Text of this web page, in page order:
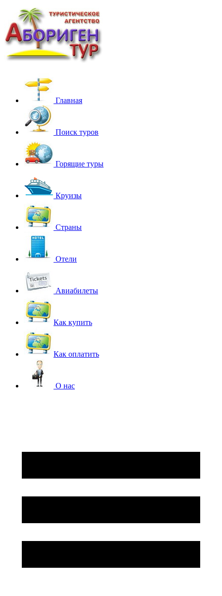
Главная
Поиск туров
Горящие туры
Круизы
Страны
Отели
Авиабилеты
Как купить
Как оплатить
О нас